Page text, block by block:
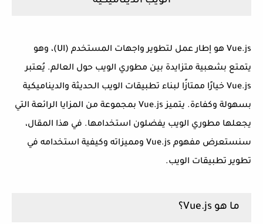
Vue.js هو إطار عمل لتطوير واجهات المستخدم (UI)، وهو
يتمتع بشعبية متزايدة بين مطوري الويب حول العالم. يُعتبر
Vue.js خيارًا ممتازًا لبناء تطبيقات الويب الحديثة والديناميكية
بسهولة وكفاءة. يتميز Vue.js بمجموعة من المزايا الرائعة التي
يجعلها مطوري الويب يفضلون استخدامها. في هذا المقال،
سنستعرض مفهوم Vue.js ومميزاته وكيفية استخدامه في
تطوير تطبيقات الويب.
ما هو Vue.js؟